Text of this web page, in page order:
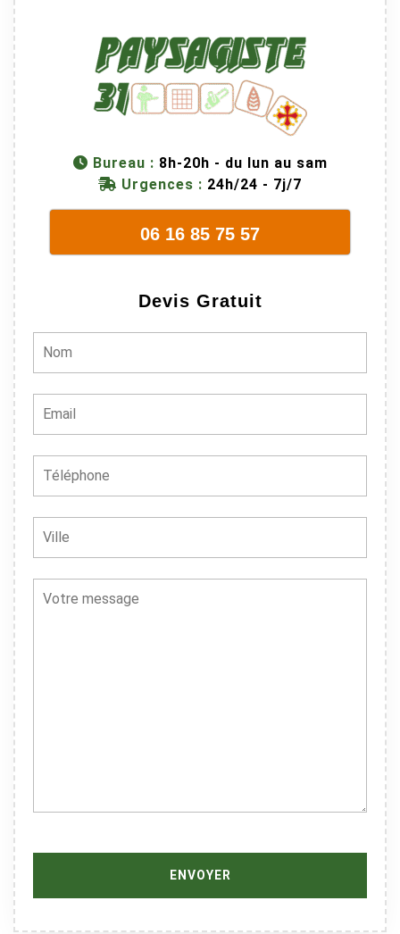
Bureau : 8h-20h - du lun au sam
Urgences : 24h/24 - 7j/7
06 16 85 75 57
Devis Gratuit